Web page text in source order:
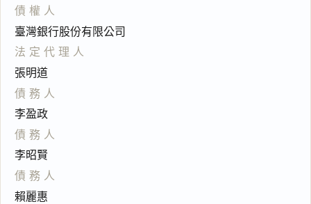
債權人
臺灣銀行股份有限公司
法定代理人
張明道
債務人
李盈政
債務人
李昭賢
債務人
賴麗惠